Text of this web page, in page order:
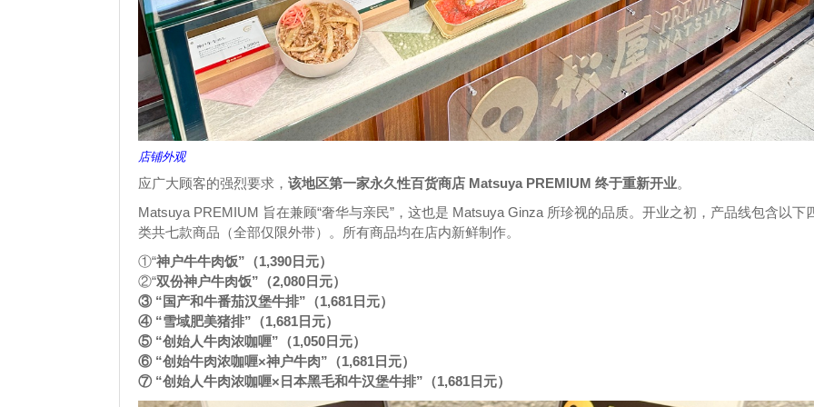
店铺外观
应广大顾客的强烈要求， 该地区第一家永久性百货商店 Matsuya PREMIUM 终于重新开业。
Matsuya PREMIUM 旨在兼顾“奢华与亲民”，这也是 Matsuya Ginza 所珍视的品质。开业之初，产品线包含以下
类共七款商品（全部仅限外带）。所有商品均在店内新鲜制作。
①“神户牛牛肉饭”（1,390日元）
②“双份神户牛肉饭”（2,080日元）
③ “国产和牛番茄汉堡牛排”（1,681日元）
④ “雪域肥美猪排”（1,681日元）
⑤ “创始人牛肉浓咖喱”（1,050日元）
⑥ “创始牛肉浓咖喱×神户牛肉”（1,681日元）
⑦ “创始人牛肉浓咖喱×日本黑毛和牛汉堡牛排”（1,681日元）